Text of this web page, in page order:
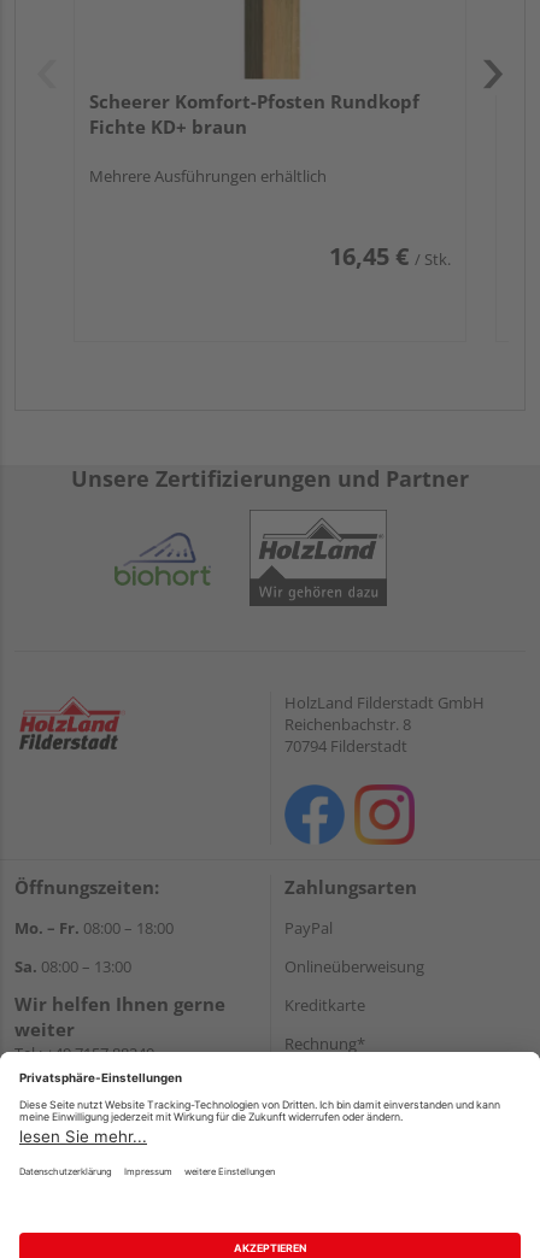
Scheerer Komfort-Pfosten Rundkopf
Fichte KD+ braun
Mehrere Ausführungen erhältlich
16,45 € / Stk.
Unsere Zertifizierungen und Partner
HolzLand Filderstadt GmbH
Reichenbachstr. 8
70794 Filderstadt
Öffnungszeiten:
Mo. – Fr. 08:00 – 18:00
Sa. 08:00 – 13:00
Wir helfen Ihnen gerne
weiter
Tel.:+49 7157 88240
E-Mail:shop@holzland-
filderstadt.de
Zahlungsarten
PayPal
Onlineüberweisung
Kreditkarte
Rechnung*
Versand
Impressum AGB Widerruf Datenschutz